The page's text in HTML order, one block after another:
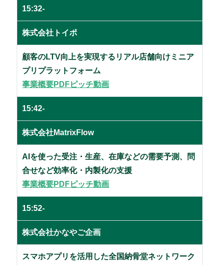
15:32-
株式会社トイポ
顧客のLTV向上を実現するリアル店舗向けミニア
プリプラットフォーム
事業概要PDFピッチ動画
15:42-
株式会社MatrixFlow
AIを使った受注・生産、在庫などの需要予測、問
合せなど効率化・内製化の支援
事業概要PDFピッチ動画
15:52-
株式会社かなやご企画
スマホアプリを活用した全国納骨堂ネットワーク